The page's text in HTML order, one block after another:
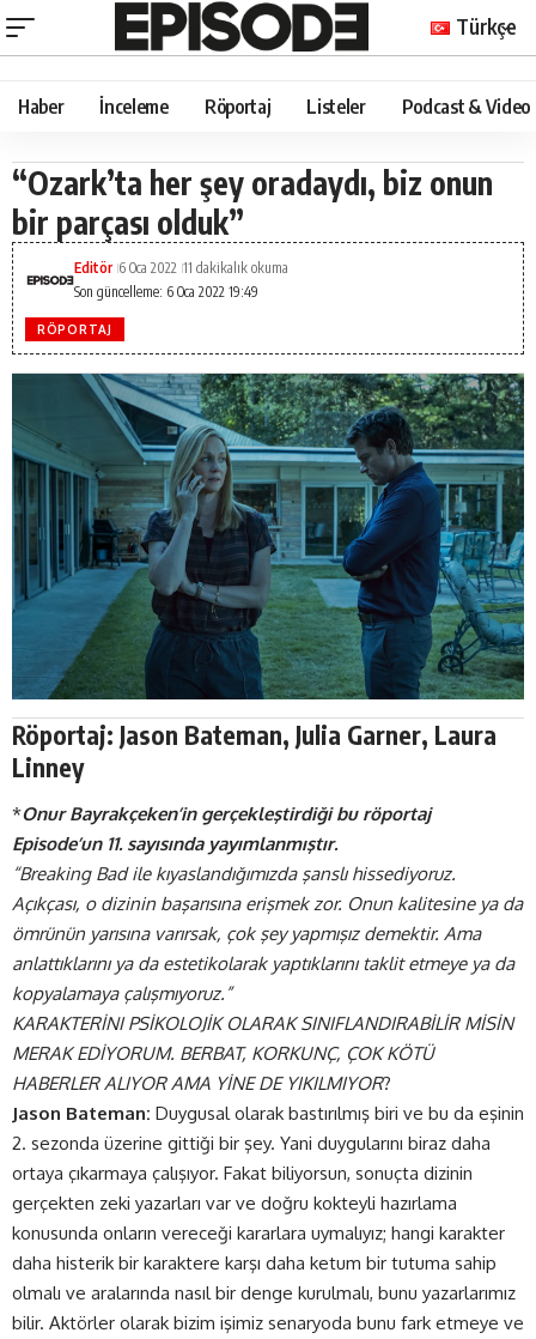
Türkçe
Haber İnceleme Röportaj Listeler Podcast & Video
“Ozark’ta her şey oradaydı, biz onun
bir parçası olduk”
Son güncelleme: 6 Oca 2022 19:49
Editör 6 Oca 2022 11 dakikalık okuma
RÖPORTAJ
Röportaj: Jason Bateman, Julia Garner, Laura
Linney
*Onur Bayrakçeken’in gerçekleştirdiği bu röportaj
Episode’un 11. sayısında yayımlanmıştır.
“Breaking Bad ile kıyaslandığımızda şanslı hissediyoruz.
Açıkçası, o dizinin başarısına erişmek zor. Onun kalitesine ya da
ömrünün yarısına varırsak, çok şey yapmışız demektir. Ama
anlattıklarını ya da estetikolarak yaptıklarını taklit etmeye ya da
kopyalamaya çalışmıyoruz.”
KARAKTERİNI PSİKOLOJİK OLARAK SINIFLANDIRABİLİR MİSİN
MERAK EDİYORUM. BERBAT, KORKUNÇ, ÇOK KÖTÜ
HABERLER ALIYOR AMA YİNE DE YIKILMIYOR?
Jason Bateman: Duygusal olarak bastırılmış biri ve bu da eşinin
2. sezonda üzerine gittiği bir şey. Yani duygularını biraz daha
ortaya çıkarmaya çalışıyor. Fakat biliyorsun, sonuçta dizinin
gerçekten zeki yazarları var ve doğru kokteyli hazırlama
konusunda onların vereceği kararlara uymalıyız; hangi karakter
daha histerik bir karaktere karşı daha ketum bir tutuma sahip
olmalı ve aralarında nasıl bir denge kurulmalı, bunu yazarlarımız
bilir. Aktörler olarak bizim işimiz senaryoda bunu fark etmeye ve